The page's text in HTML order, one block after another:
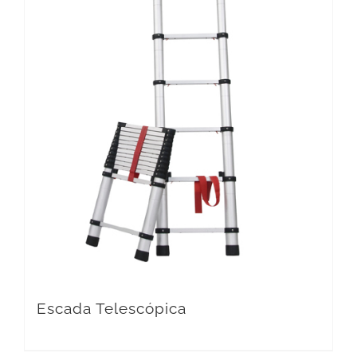
Escada Telescópica